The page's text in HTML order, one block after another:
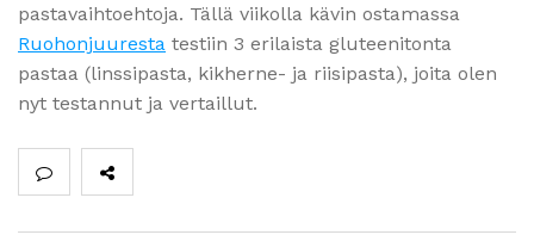
pastavaihtoehtoja. Tällä viikolla kävin ostamassa
Ruohonjuuresta testiin 3 erilaista gluteenitonta
pastaa (linssipasta, kikherne- ja riisipasta), joita olen
nyt testannut ja vertaillut.